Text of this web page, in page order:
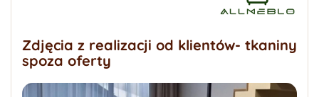
Zdjęcia z realizacji od klientów- tkaniny
spoza oferty